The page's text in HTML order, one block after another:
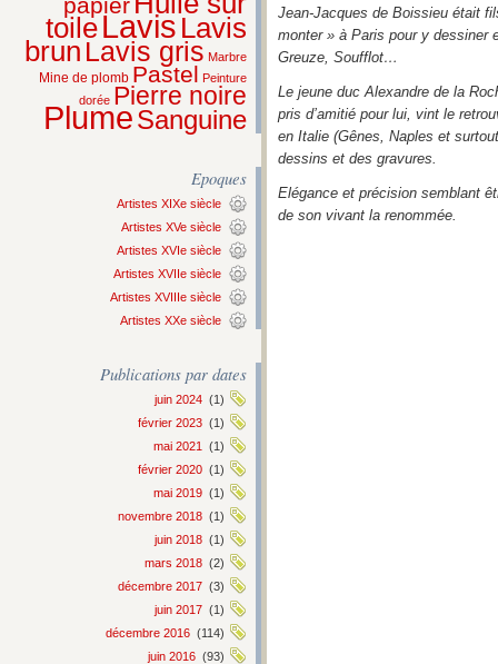
toileLavis Lavis
brun Lavis gris Marbre
Mine de plomb Pastel Peinture
dorée Pierre noire
PlumeSanguine
Epoques
Artistes XIXe siècle
Artistes XVe siècle
Artistes XVIe siècle
Artistes XVIIe siècle
Artistes XVIIIe siècle
Artistes XXe siècle
Publications par dates
juin 2024 (1)
février 2023 (1)
mai 2021
(1)
février 2020 (1)
mai 2019 (1)
novembre 2018 (1)
juin 2018 (1)
mars 2018 (2)
décembre 2017 (3)
juin 2017 (1)
décembre 2016 (114)
juin 2016 (93)
Jean-Jacques de Boissieu était
monter » à Paris pour y dessiner
Greuze, Soufflot…
Le jeune duc Alexandre de la
pris d’amitié pour lui, vint le
en Italie (Gênes, Naples et
dessins et des gravures.
Elégance et précision semblant
de son vivant la renommée.